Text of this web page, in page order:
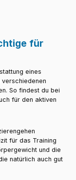
für
eines
verschiedenen
So findest du bei
für den aktiven
für das Training
und die
natürlich auch gut